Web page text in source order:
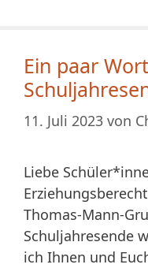
Ein paar
11. Juli 2023 von
Liebe
Thomas-Mann-
Schuljahresende
ich Ihnen und